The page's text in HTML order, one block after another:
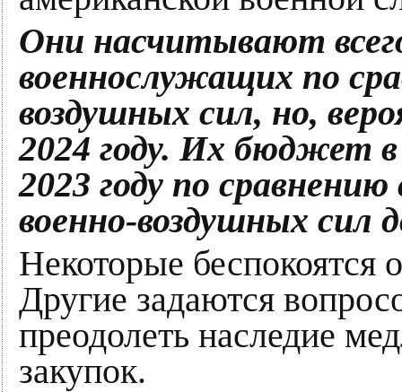
Они насчитывают
военнослужащих по
воздушных сил, но,
2024 году. Их бюджет в
2023 году по
военно-воздушных сил
Некоторые
Другие задаются
преодолеть наследие
закупок.